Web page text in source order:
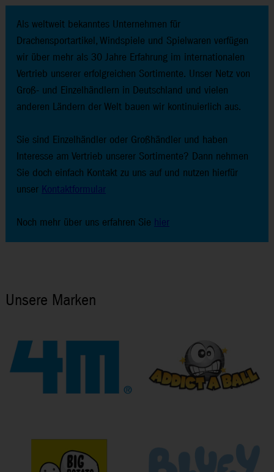
Als weltweit bekanntes Unternehmen für
Drachensportartikel, Windspiele und Spielwaren verfügen
wir über mehr als 30 Jahre Erfahrung im internationalen
Vertrieb unserer erfolgreichen Sortimente. Unser Netz von
Groß- und Einzelhändlern in Deutschland und vielen
anderen Ländern der Welt bauen wir kontinuierlich aus.
Sie sind Einzelhändler oder Großhändler und haben
Interesse am Vertrieb unserer Sortimente? Dann nehmen
Sie doch einfach Kontakt zu uns auf und nutzen hierfür
unser Kontaktformular
Noch mehr über uns erfahren Sie hier
Unsere Marken